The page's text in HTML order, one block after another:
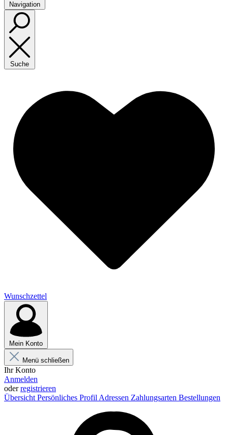
Navigation
Suche
Wunschzettel
Mein Konto
Menü schließen
Ihr Konto
Anmelden
oderregistrieren
Übersicht Persönliches Profil Adressen Zahlungsarten Bestellungen